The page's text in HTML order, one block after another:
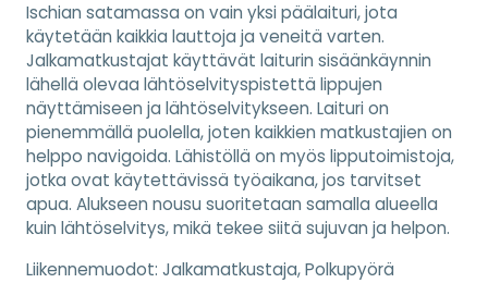
Ischian satamassa on vain yksi päälaituri, jota
käytetään kaikkia lauttoja ja veneitä varten.
Jalkamatkustajat käyttävät laiturin sisäänkäynnin
lähellä olevaa lähtöselvityspistettä lippujen
näyttämiseen ja lähtöselvitykseen. Laituri on
pienemmällä puolella, joten kaikkien matkustajien on
helppo navigoida. Lähistöllä on myös lipputoimistoja,
jotka ovat käytettävissä työaikana, jos tarvitset
apua. Alukseen nousu suoritetaan samalla alueella
kuin lähtöselvitys, mikä tekee siitä sujuvan ja helpon.
Liikennemuodot: Jalkamatkustaja, Polkupyörä